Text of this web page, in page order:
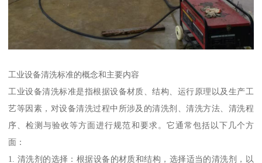
工业设备清洗标准的概念和主要内容
工业设备清洗标准是指根据设备材质、结构、运行原理以及生产工
艺等因素，对设备清洗过程中所涉及的清洗剂、清洗方法、清洗程
序、检测与验收等方面进行规范和要求。它通常包括以下几个方
面：
1. 清洗剂的选择：根据设备的材质和结构，选择适当的清洗剂，以